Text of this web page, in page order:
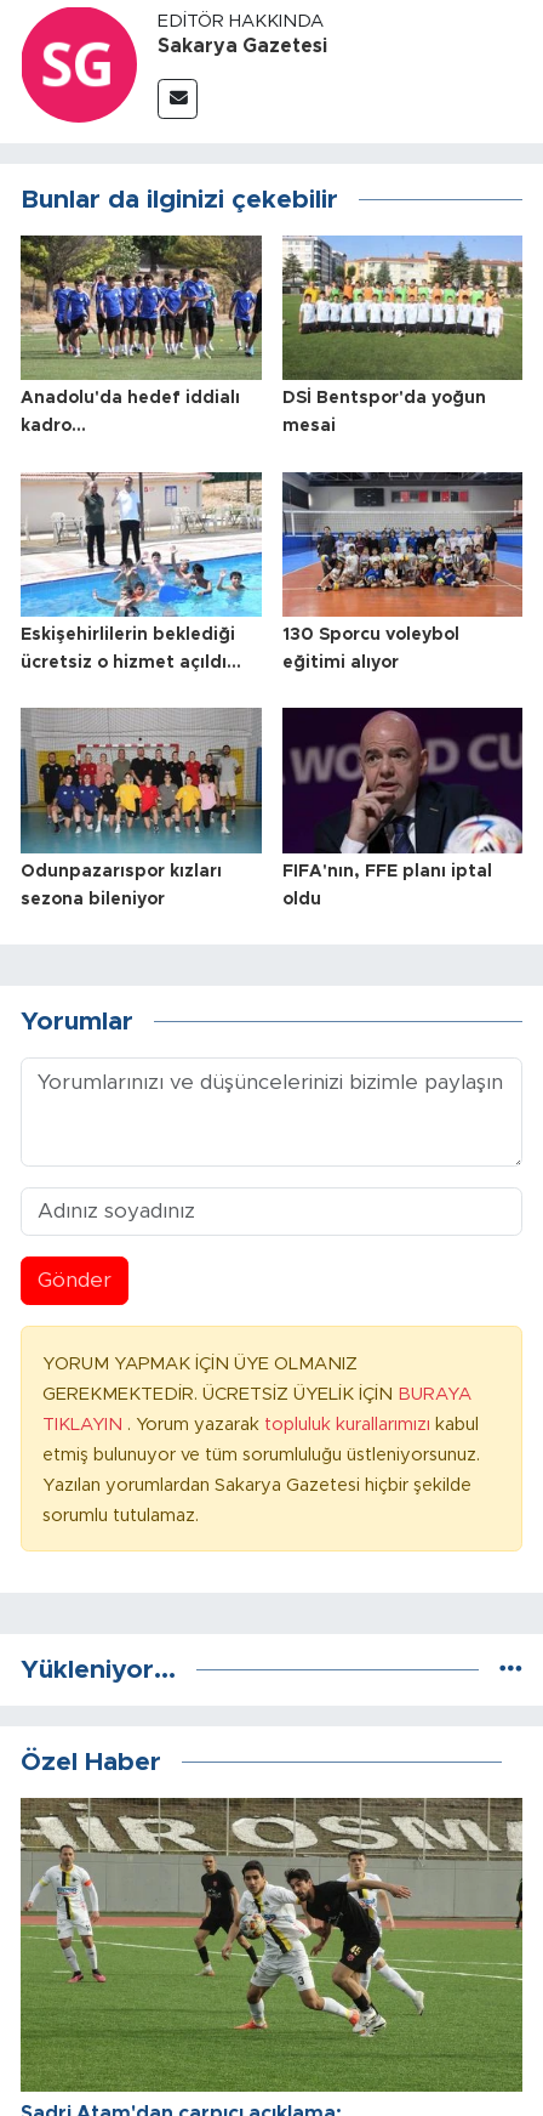
EDITÖR HAKKINDA
Sakarya Gazetesi
Bunlar da ilginizi çekebilir
Anadolu'da hedef iddialı
kadro...
DSİ Bentspor'da yoğun
mesai
Eskişehirlilerin beklediği
ücretsiz o hizmet açıldı...
130 Sporcu voleybol
eğitimi alıyor
Odunpazarıspor kızları
sezona bileniyor
FIFA'nın, FFE planı iptal
oldu
Yorumlar
Gönder
YORUM YAPMAK İÇİN ÜYE OLMANIZ
GEREKMEKTEDİR. ÜCRETSİZ ÜYELİK İÇİN BURAYA
TIKLAYIN . Yorum yazarak topluluk kurallarımızı kabul
etmiş bulunuyor ve tüm sorumluluğu üstleniyorsunuz.
Yazılan yorumlardan Sakarya Gazetesi hiçbir şekilde
sorumlu tutulamaz.
Yükleniyor...
Özel Haber